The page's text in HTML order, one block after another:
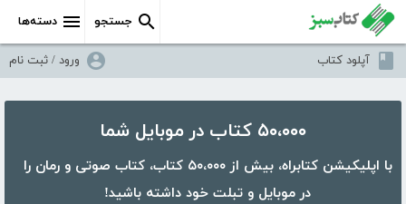
دسته‌ها جستجو
آپلود کتاب ورود / ثبت نام
۵۰،۰۰۰ کتاب در موبایل شما
با اپلیکیشن کتابراه، بیش از ۵۰،۰۰۰ کتاب، کتاب صوتی و رمان را
در موبایل و تبلت خود داشته باشید!